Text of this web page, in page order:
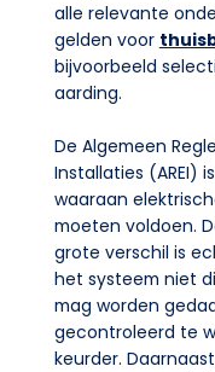
alle relevante
gelden voor
bijvoorbeeld
aarding.
De Algemeen
Installaties (AREI)
waaraan
moeten voldoen.
grote verschil is
het systeem niet
mag worden
gecontroleerd te
keurder.